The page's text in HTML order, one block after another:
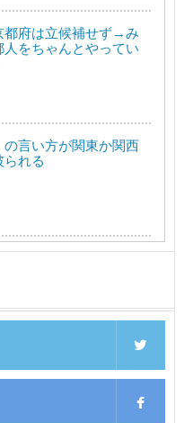
都府は立候補せず→み
をちゃんとやってい
の言い方が関東か関西
れる